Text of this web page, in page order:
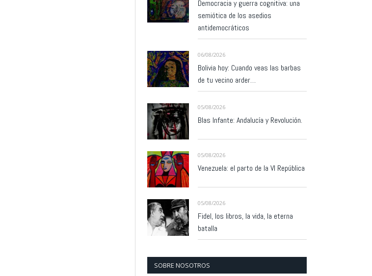
Democracia y guerra cognitiva: una
semiótica de los asedios
antidemocráticos
06/08/2026
Bolivia hoy: Cuando veas las barbas
de tu vecino arder…
05/08/2026
Blas Infante: Andalucía y Revolución.
05/08/2026
Venezuela: el parto de la VI República
05/08/2026
Fidel, los libros, la vida, la eterna
batalla
SOBRE NOSOTROS